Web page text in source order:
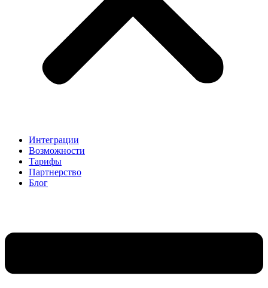
Интеграции
Возможности
Тарифы
Партнерство
Блог